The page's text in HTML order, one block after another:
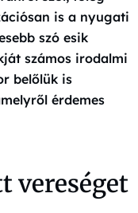
is a nyugati
szó esik
számos irodalmi
belőlük is
érdemes
vereséget